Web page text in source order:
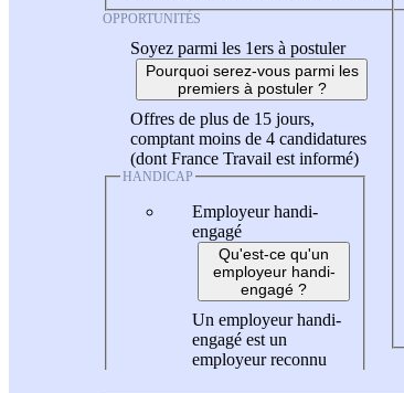
OPPORTUNITÉS
Soyez parmi les 1ers à postuler
Pourquoi serez-vous parmi les
premiers à postuler ?
Offres de plus de 15 jours,
comptant moins de 4 candidatures
(dont France Travail est informé)
HANDICAP
Employeur handi-
engagé
Qu'est-ce qu'un
employeur handi-
engagé ?
Un employeur handi-
engagé est un
employeur reconnu